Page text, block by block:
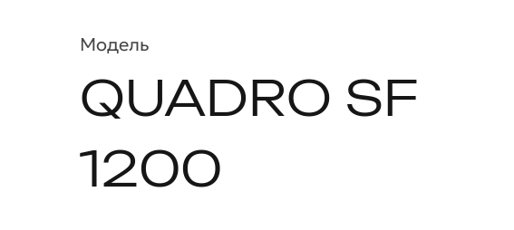
Модель
QUADRO SF
1200